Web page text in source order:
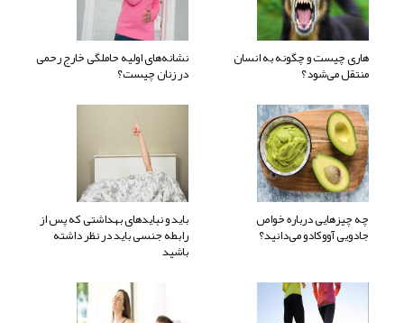
هاری چیست و چگونه به انسان
منتقل می‌شود؟
نشانه‌های اولیه حاملگی خارج رحمی
در زنان چیست؟
چه چیزهایی درباره خواص
جادویی آووکادو می‌دانید؟
باید و نبایدهای بهداشتی که پس از
رابطه جنسی باید در نظر داشته
باشید